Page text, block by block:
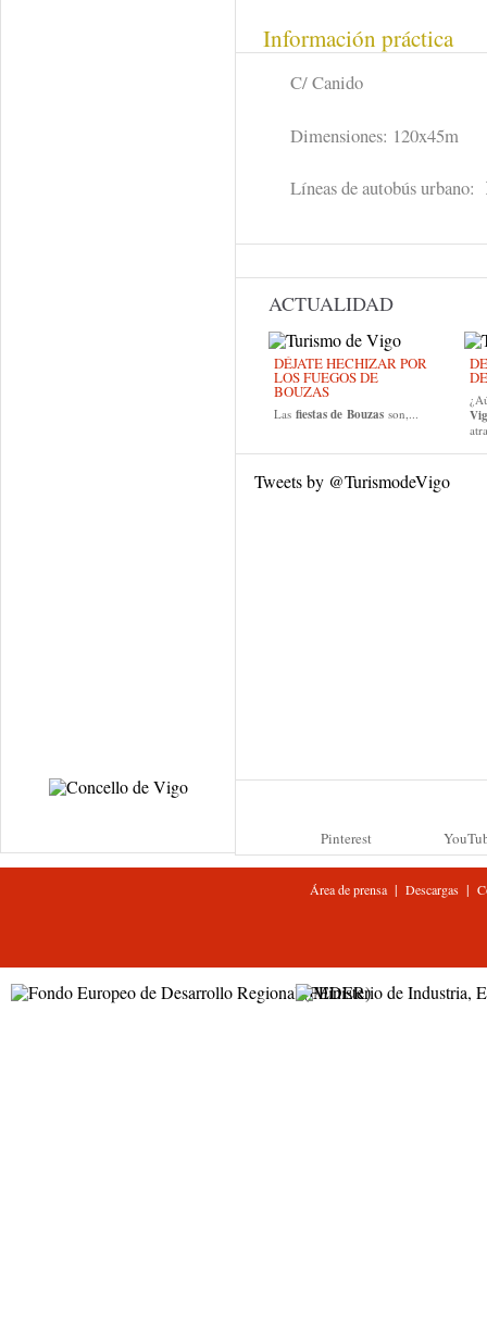
Información práctica
C/ Canido
Dimensiones: 120x45m
Líneas de autobús urbano:
ACTUALIDAD
DÉJATE HECHIZAR POR
LOS FUEGOS DE
BOUZAS
Las fiestas de Bouzas son,...
Tweets by @TurismodeVigo
Pinterest
Área de prensa| Descargas|